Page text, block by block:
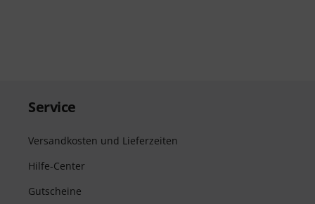
Service
Versandkosten und Lieferzeiten
Hilfe-Center
Gutscheine